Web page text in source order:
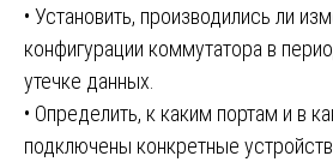
• Установить, производились ли
конфигурации коммутатора в
утечке данных.
• Определить, к каким портам и в
подключены конкретные